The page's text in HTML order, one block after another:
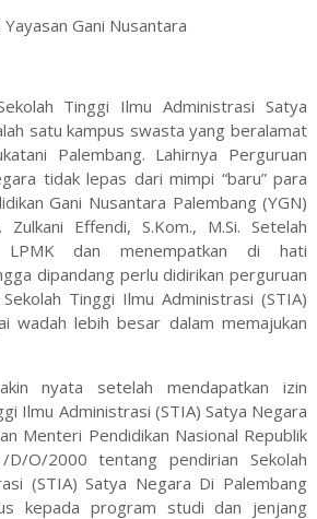
Gani Nusantara
Tinggi Ilmu Administrasi Satya
satu kampus swasta yang beralamat
Palembang. Lahirnya Perguruan
tidak lepas dari mimpi “baru” para
Gani Nusantara Palembang (YGN)
Effendi, S.Kom., M.Si. Setelah
LPMK dan menempatkan di hati
dipandang perlu didirikan perguruan
Tinggi Ilmu Administrasi (STIA)
wadah lebih besar dalam memajukan
nyata setelah mendapatkan izin
Ilmu Administrasi (STIA) Satya Negara
Menteri Pendidikan Nasional Republik
O/2000 tentang pendirian Sekolah
(STIA) Satya Negara Di Palembang
kepada program studi dan jenjang